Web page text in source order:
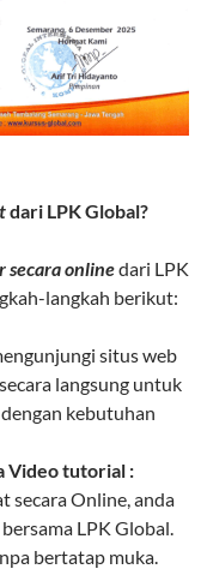
dari LPK Global?
onlinedari LPK
langkah berikut:
situs web
langsung untuk
kebutuhan
Video tutorial :
secara Online, anda
bersama LPK Global.
bertatap muka.